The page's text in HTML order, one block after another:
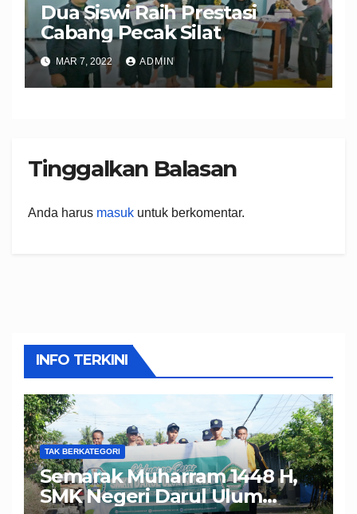
Dua Siswi Raih Prestasi
Cabang Pecak Silat
MAR 7, 2022 ADMIN
Tinggalkan Balasan
Anda harus masuk untuk berkomentar.
INFO TERKINI
TAK BERKATEGORI
Semarak Muharram 1448 H,
SMK Negeri Darul Ulum